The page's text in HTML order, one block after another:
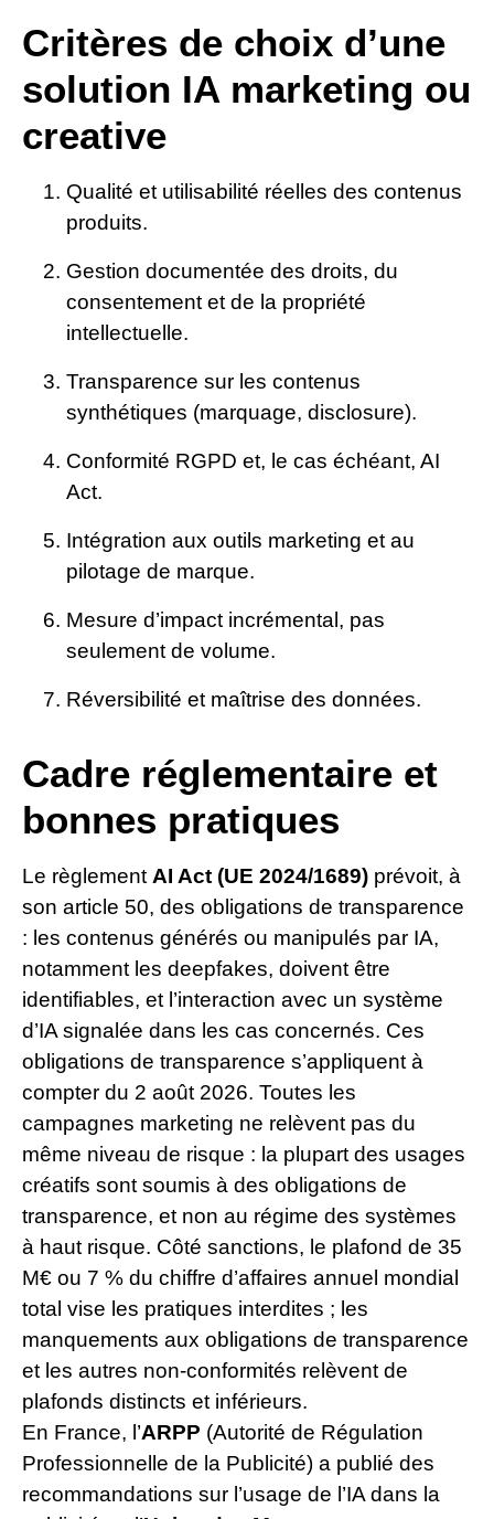
Critères de choix d’une
solution IA marketing ou
creative
Qualité et utilisabilité réelles des contenus
produits.
Gestion documentée des droits, du
consentement et de la propriété
intellectuelle.
Transparence sur les contenus
synthétiques (marquage, disclosure).
Conformité RGPD et, le cas échéant, AI
Act.
Intégration aux outils marketing et au
pilotage de marque.
Mesure d’impact incrémental, pas
seulement de volume.
Réversibilité et maîtrise des données.
Cadre réglementaire et
bonnes pratiques
Le règlement AI Act (UE 2024/1689) prévoit, à
son article 50, des obligations de transparence
: les contenus générés ou manipulés par IA,
notamment les deepfakes, doivent être
identifiables, et l’interaction avec un système
d’IA signalée dans les cas concernés. Ces
obligations de transparence s’appliquent à
compter du 2 août 2026. Toutes les
campagnes marketing ne relèvent pas du
même niveau de risque : la plupart des usages
créatifs sont soumis à des obligations de
transparence, et non au régime des systèmes
à haut risque. Côté sanctions, le plafond de 35
M€ ou 7 % du chiffre d’affaires annuel mondial
total vise les pratiques interdites ; les
manquements aux obligations de transparence
et les autres non-conformités relèvent de
plafonds distincts et inférieurs.
En France, l’ARPP (Autorité de Régulation
Professionnelle de la Publicité) a publié des
recommandations sur l’usage de l’IA dans la